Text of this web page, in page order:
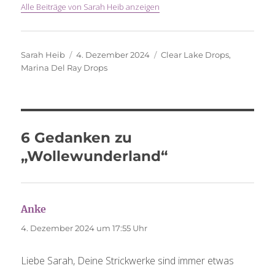
Alle Beiträge von Sarah Heib anzeigen
Autor
Sarah Heib
Veröffentlicht
am
4. Dezember 2024 Schlagwörter
Clear Lake Drops,
Marina Del Ray Drops
6 Gedanken zu
„Wollewunderland“
Anke
4. Dezember 2024 um 17:55 Uhr
Liebe Sarah, Deine Strickwerke sind immer etwas